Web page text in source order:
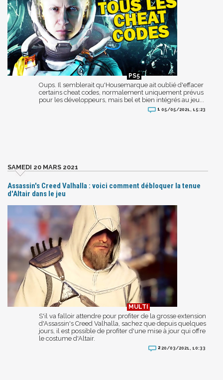
Oups. Il semblerait qu'Housemarque ait oublié d'effacer
certains cheat codes, normalement uniquement prévus
pour les développeurs, mais bel et bien intégrés au jeu...
1 05/05/2021, 15:23
SAMEDI 20 MARS 2021
Assassin's Creed Valhalla : voici comment débloquer la tenue
d'Altair dans le jeu
S'il va falloir attendre pour profiter de la grosse extension
d'Assassin's Creed Valhalla, sachez que depuis quelques
jours, il est possible de profiter d'une mise à jour qui offre
le costume d'Altair.
2 20/03/2021, 10:33